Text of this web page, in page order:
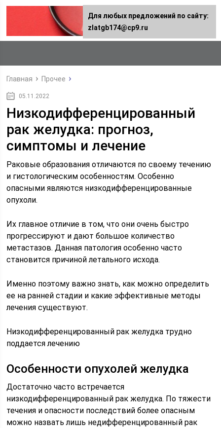
Главная Прочее
05.11.2022
Низкодифференцированный
рак желудка: прогноз,
симптомы и лечение
Раковые образования отличаются по своему течению
и гистологическим особенностям. Особенно
опасными являются низкодифференцированные
опухоли.
Их главное отличие в том, что они очень быстро
прогрессируют и дают большое количество
метастазов. Данная патология особенно часто
становится причиной летального исхода.
Именно поэтому важно знать, как можно определить
ее на ранней стадии и какие эффективные методы
лечения существуют.
Низкодифференцированный рак желудка трудно
поддается лечению
Особенности опухолей желудка
Достаточно часто встречается
низкодифференцированный рак желудка. По тяжести
течения и опасности последствий более опасным
можно назвать лишь недифференцированный рак
Для любых предложений по сайту:
zlatgb174@cp9.ru